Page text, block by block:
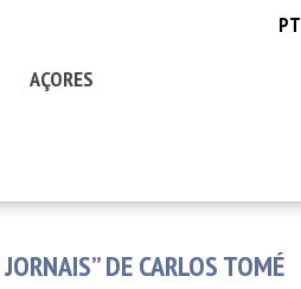
AÇORES
PT
DE CARLOS TOMÉ